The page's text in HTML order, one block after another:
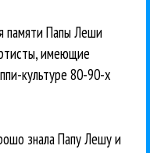
памяти Папы Леши
имеющие
культуре 80-90-х
знала Папу Лешу и